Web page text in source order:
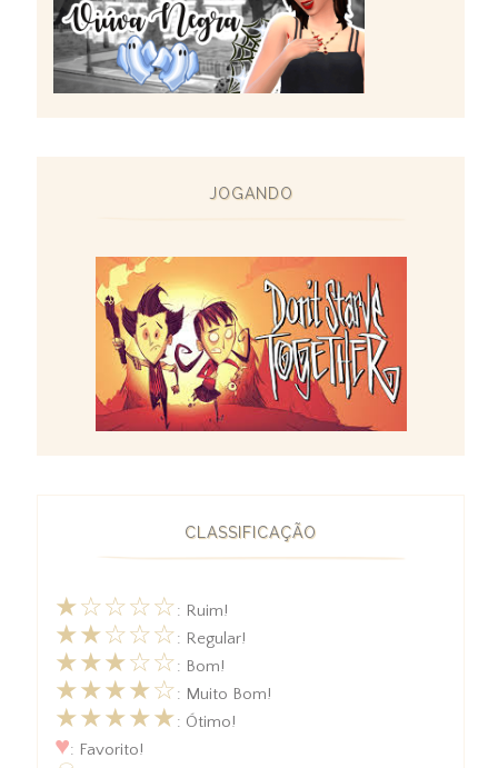
JOGANDO
CLASSIFICAÇÃO
★☆☆☆☆: Ruim!
★★☆☆☆: Regular!
★★★☆☆: Bom!
★★★★☆: Muito Bom!
★★★★★: Ótimo!
♥: Favorito!